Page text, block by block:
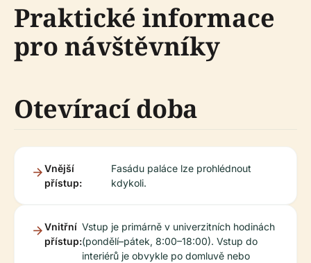
Praktické informace
pro návštěvníky
Otevírací doba
Vnější
přístup:
Fasádu paláce lze prohlédnout
kdykoli.
Vnitřní
přístup:
Vstup je primárně v univerzitních hodinách
(pondělí–pátek, 8:00–18:00). Vstup do
interiérů je obvykle po domluvě nebo